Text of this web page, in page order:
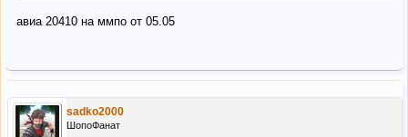
авиа 20410 на ммпо от 05.05
sadko2000
ШопоФанат